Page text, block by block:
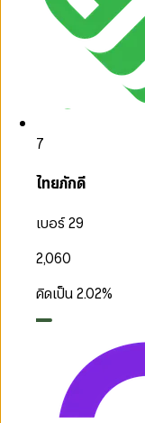
7
ไทยภักดี
เบอร์ 29
2,060
คิดเป็น2.02%